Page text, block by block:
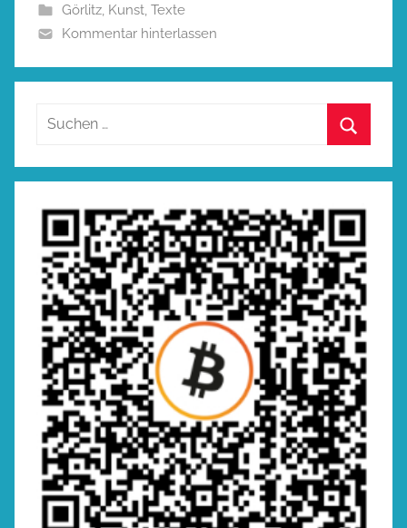
Görlitz, Kunst, Texte
Kommentar hinterlassen
Suchen